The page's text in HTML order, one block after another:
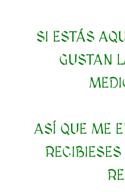
SI ESTÁS
GUSTAN
ASÍ QUE ME